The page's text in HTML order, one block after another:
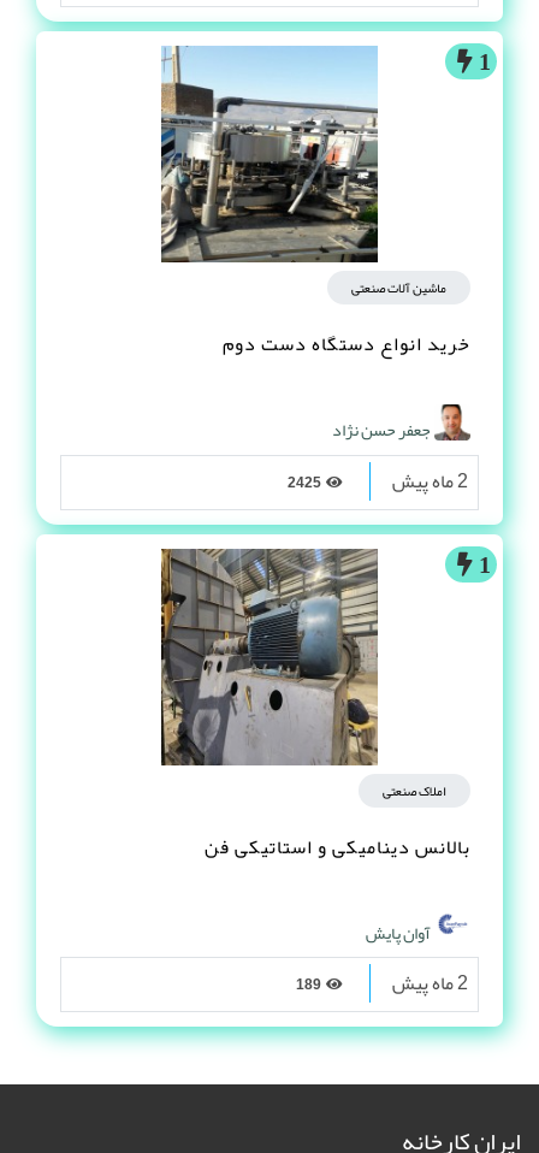
1
ماشین آلات صنعتی
خرید انواع دستگاه دست دوم
جعفر حسن نژاد
2 ماه پیش
1
املاک صنعتی
بالانس دینامیکی و استاتیکی فن
آوان پایش
2 ماه پیش
ایران کارخانه